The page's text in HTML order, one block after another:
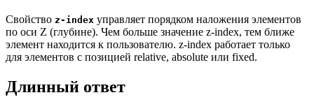
Свойство z-index управляет порядком наложения элементов
по оси Z (глубине). Чем больше значение z-index, тем ближе
элемент находится к пользователю. z-index работает только
для элементов с позицией relative, absolute или fixed.
Длинный ответ